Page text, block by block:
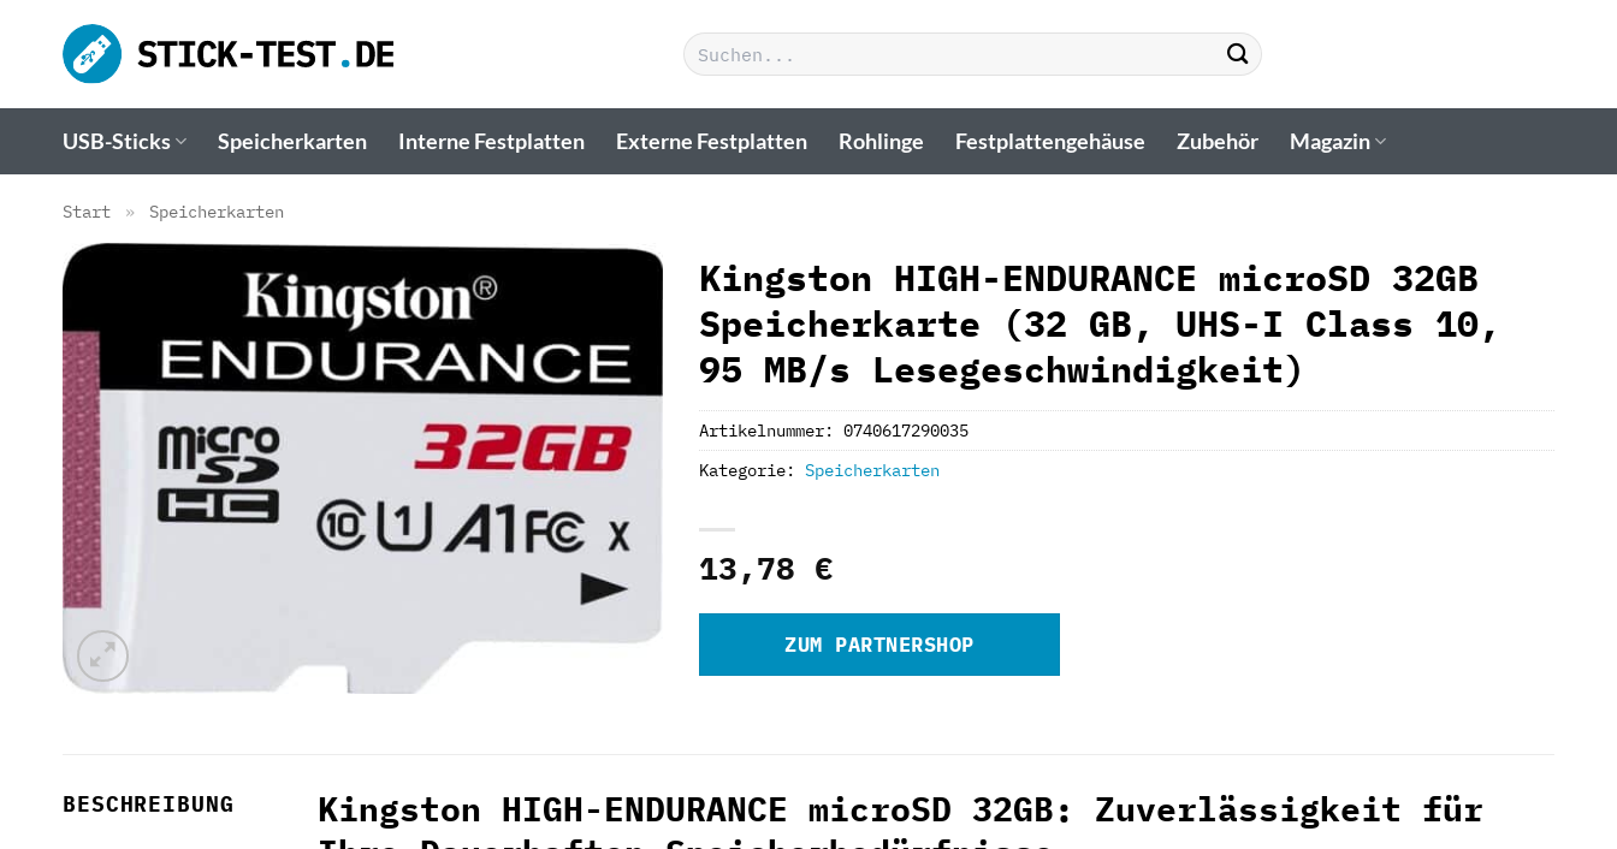
Inhalt
springen
Suchen
nach:
USB-Sticks Speicherkarten Interne Festplatten Externe Festplatten Rohlinge Festplattengehäuse Zubehör Magazin
Start » Speicherkarten
Kingston HIGH-ENDURANCE microSD 32GB
Speicherkarte (32 GB, UHS-I Class 10,
95 MB/s Lesegeschwindigkeit)
13,78 €
ZUM PARTNERSHOP
Artikelnummer:0740617290035
Kategorie:Speicherkarten
BESCHREIBUNG
Kingston HIGH-ENDURANCE microSD 32GB: Zuverlässigkeit für